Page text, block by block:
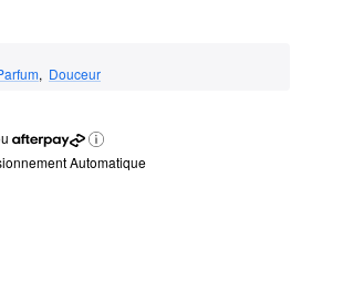
, Douceur
Automatique